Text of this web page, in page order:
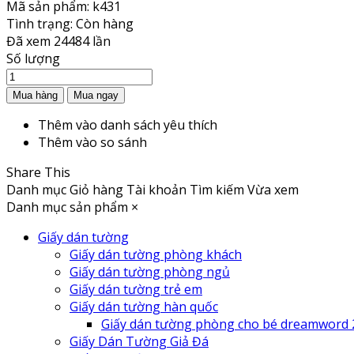
Mã sản phẩm: k431
Tình trạng: Còn hàng
Đã xem 24484 lần
Số lượng
Thêm vào danh sách yêu thích
Thêm vào so sánh
Share This
Danh mụcGiỏ hàng Tài khoản Tìm kiếm Vừa xem
Danh mục sản phẩm ×
Giấy dán tường
Giấy dán tường phòng khách
Giấy dán tường phòng ngủ
Giấy dán tường trẻ em
Giấy dán tường hàn quốc
Giấy dán tường phòng cho bé dreamword
Giấy Dán Tường Giả Đá